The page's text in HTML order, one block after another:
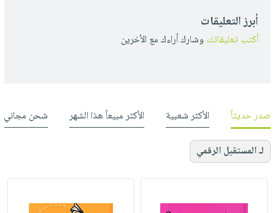
أبرز التعليقات
أكتب تعليقاتك وشارك أراءك مع الأخرين
صدر حديثاً الأكثر شعبية الأكثر مبيعاً هذا الشهر شحن مجاني
لـ المستقبل الرقمي